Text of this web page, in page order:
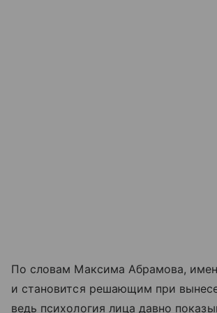
По словам Максима Абрамова,
и становится решающим при
ведь психология лица давно